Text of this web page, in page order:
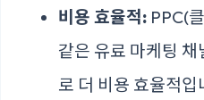
비용 효율적: PPC(
같은 유료 마케팅
로 더 비용 효율적입